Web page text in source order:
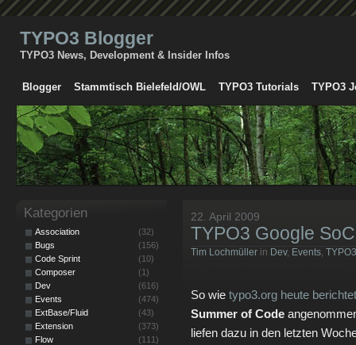
TYPO3 Blogger
TYPO3 News, Development & Insider Infos
Blogger Stammtisch Bielefeld/OWL TYPO3 Tutorials TYPO3
22. April 2009
TYPO3 Google
Tim Lochmüller in Dev, Events, TYPO3
So wie typo3.org heute berichtet
Summer of Code
liefen dazu in den letzten
Kategorien
Association
(32)
Bugs
(156)
Code Sprint
(10)
Composer
(1)
Dev
(616)
Events
(474)
ExtBase/Fluid
(43)
Extension
(373)
Flow
(111)